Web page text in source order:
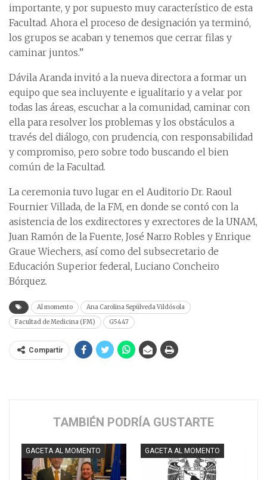
importante, y por supuesto muy característico de esta
Facultad. Ahora el proceso de designación ya terminó,
los grupos se acaban y tenemos que cerrar filas y
caminar juntos.”
Dávila Aranda invitó a la nueva directora a formar un
equipo que sea incluyente e igualitario y a velar por
todas las áreas, escuchar a la comunidad, caminar con
ella para resolver los problemas y los obstáculos a
través del diálogo, con prudencia, con responsabilidad
y compromiso, pero sobre todo buscando el bien
común de la Facultad.
La ceremonia tuvo lugar en el Auditorio Dr. Raoul
Fournier Villada, de la FM, en donde se contó con la
asistencia de los exdirectores y exrectores de la UNAM,
Juan Ramón de la Fuente, José Narro Robles y Enrique
Graue Wiechers, así como del subsecretario de
Educación Superior federal, Luciano Concheiro
Bórquez.
Al momento
Ana Carolina Sepúlveda Vildósola
Facultad de Medicina (FM)
G5447
Compartir
TAMBIÉN PODRÍA GUSTARTE
GACETA AL MOMENTO GACETA AL MOMENTO